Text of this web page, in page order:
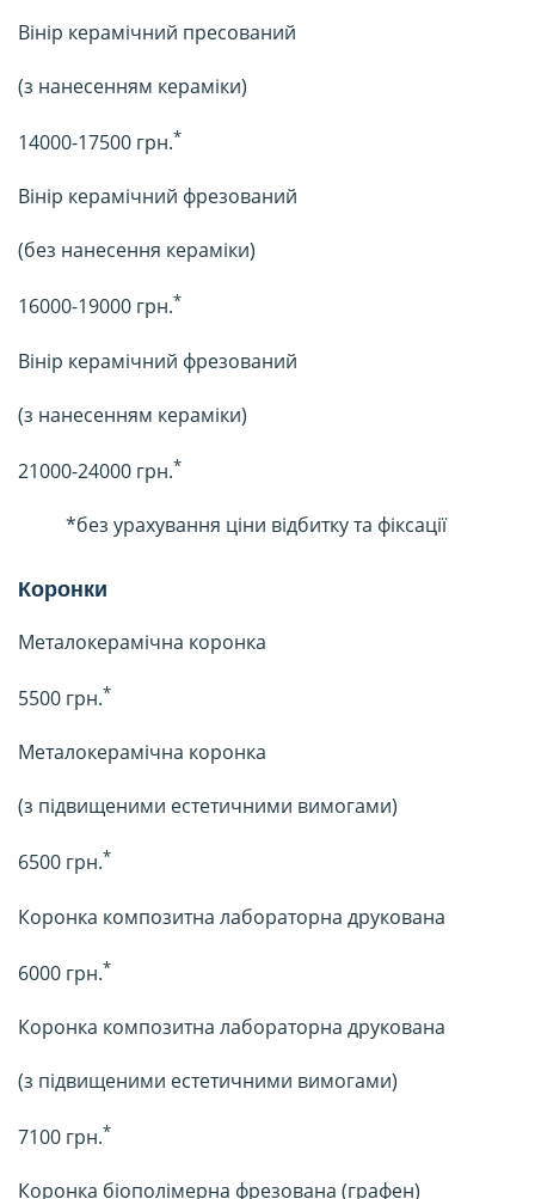
Вінір керамічний пресований
(з нанесенням кераміки)
14000-17500 грн.*
Вінір керамічний фрезований
(без нанесення кераміки)
16000-19000 грн.*
Вінір керамічний фрезований
(з нанесенням кераміки)
21000-24000 грн.*
*без урахування ціни відбитку та фіксації
Коронки
Металокерамічна коронка
5500 грн.*
Металокерамічна коронка
(з підвищеними естетичними вимогами)
6500 грн.*
Коронка композитна лабораторна друкована
6000 грн.*
Коронка композитна лабораторна друкована
(з підвищеними естетичними вимогами)
7100 грн.*
Коронка біополімерна фрезована (графен)